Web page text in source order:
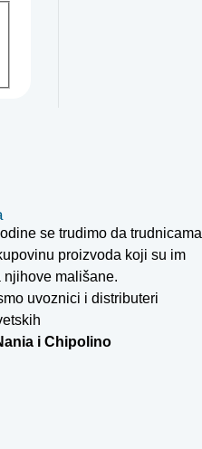
se trudimo da trudnicama
proizvoda koji su im
njihove mališane.
uvoznici i distributeri
iChipolino